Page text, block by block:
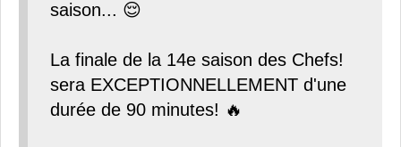
saison... 😌
La finale de la 14e saison des Chefs!
sera EXCEPTIONNELLEMENT d'une
durée de 90 minutes! 🔥